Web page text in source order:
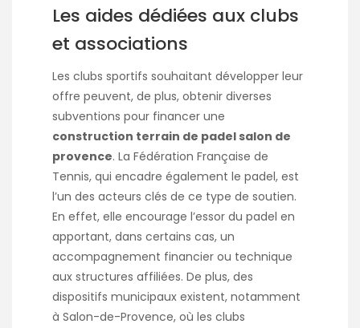
Les aides dédiées aux clubs
et associations
Les clubs sportifs souhaitant développer leur
offre peuvent, de plus, obtenir diverses
subventions pour financer une
construction terrain de padel salon de
provence. La Fédération Française de
Tennis, qui encadre également le padel, est
l’un des acteurs clés de ce type de soutien.
En effet, elle encourage l’essor du padel en
apportant, dans certains cas, un
accompagnement financier ou technique
aux structures affiliées. De plus, des
dispositifs municipaux existent, notamment
à Salon-de-Provence, où les clubs